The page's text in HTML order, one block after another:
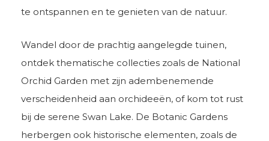
te ontspannen en te genieten van de natuur.
Wandel door de prachtig aangelegde tuinen,
ontdek thematische collecties zoals de National
Orchid Garden met zijn adembenemende
verscheidenheid aan orchideeën, of kom tot rust
bij de serene Swan Lake. De Botanic Gardens
herbergen ook historische elementen, zoals de